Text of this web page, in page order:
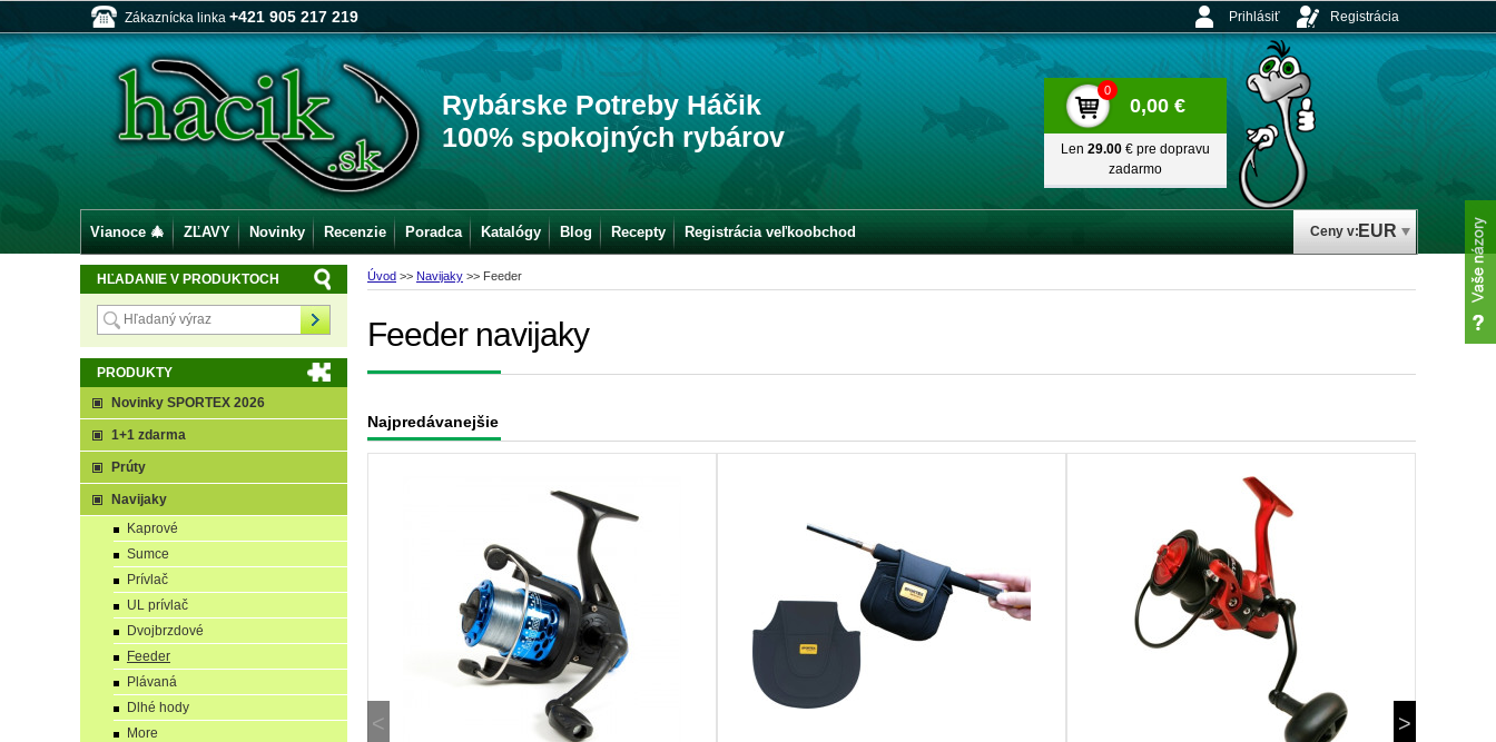
Zákaznícka linka +421 905 217 219
Rybárske Potreby Háčik
100% spokojných rybárov
Ceny v: EUR
Prihlásiť Registrácia
0
0,00 €
Len 29.00 € pre dopravu
zadarmo
Úvod >> Navijaky >> Feeder
Feeder navijaky
Najpredávanejšie
HĽADANIE V PRODUKTOCH
PRODUKTY
Novinky SPORTEX 2026
1+1 zdarma
Prúty
Navijaky
Kaprové
Sumce
Prívlač
UL prívlač
Dvojbrzdové
Feeder
Plávaná
Dlhé hody
More
Vianoce 🎄 ZĽAVY Novinky Recenzie Poradca Katalógy Blog Recepty Registrácia veľkoobchod